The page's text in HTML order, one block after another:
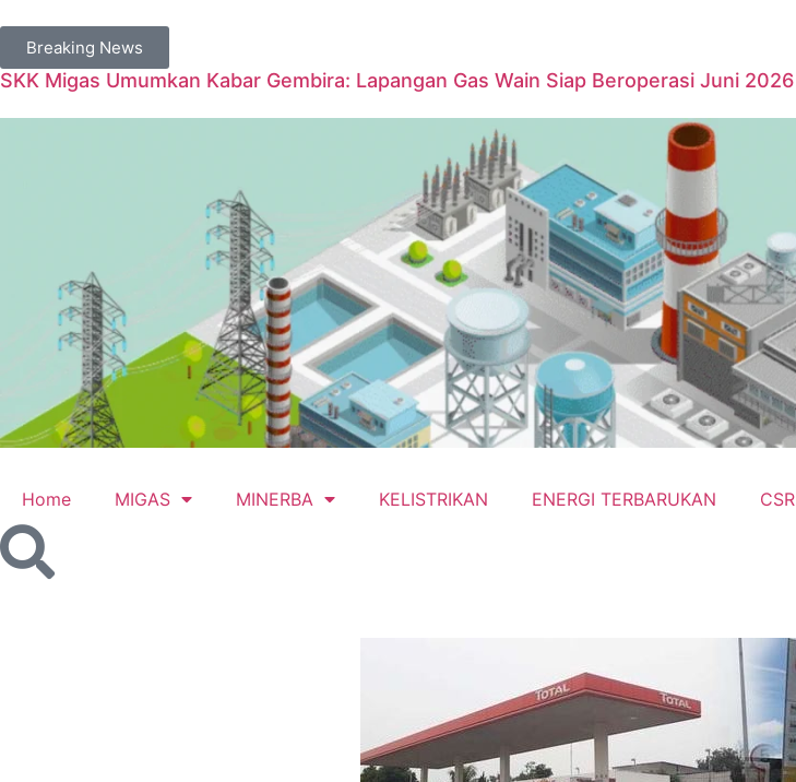
Breaking News
SKK Migas Umumkan Kabar Gembira: Lapangan Gas Wain Siap Beroperasi Juni 2026
Home MIGAS MINERBA KELISTRIKAN ENERGI TERBARUKAN CSR